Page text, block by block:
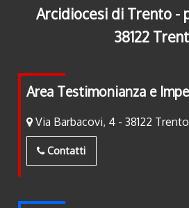
Arcidiocesi di Trento -
38122
Area Testimonianza e
Via Barbacovi, 4 - 38122 Trento
Contatti